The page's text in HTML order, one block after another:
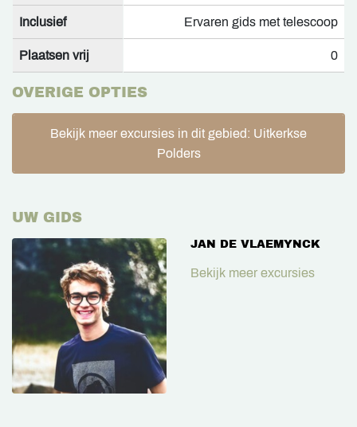
Inclusief Ervaren gids met telescoop
Plaatsen vrij 0
OVERIGE OPTIES
Bekijk meer excursies in dit gebied: Uitkerkse
Polders
UW GIDS
JAN DE VLAEMYNCK
Bekijk meer excursies